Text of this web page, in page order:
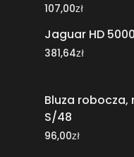
107,00zł
Jaguar HD 5000
381,64zł
Bluza robocza,
S/48
96,00zł